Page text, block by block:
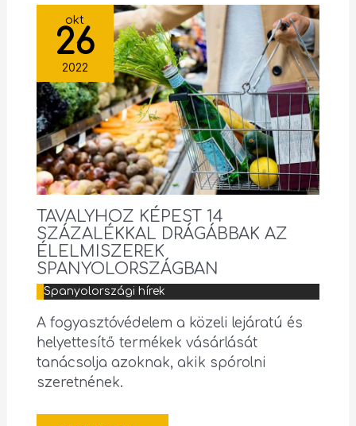
okt
26
2022
TAVALYHOZ KÉPEST 14
SZÁZALÉKKAL DRÁGÁBBAK AZ
ÉLELMISZEREK
SPANYOLORSZÁGBAN
Spanyolországi hírek
A fogyasztóvédelem a közeli lejáratú és
helyettesítő termékek vásárlását
tanácsolja azoknak, akik spórolni
szeretnének.